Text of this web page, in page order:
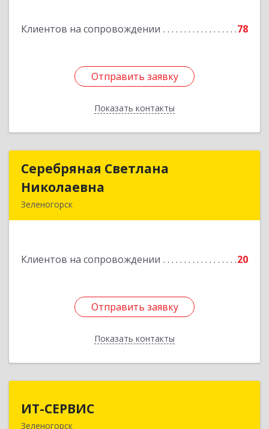
Клиентов на сопровождении 78
Отправить заявку
Показать контакты
Отправить заявку
Назад
Серебряная Светлана
Николаевна
Зеленогорск
Клиентов на сопровождении 20
Отправить заявку
Показать контакты
Серебряная Светлана
Подробнее
Отправить заявку
Назад
ИТ-СЕРВИС
Зеленогорск